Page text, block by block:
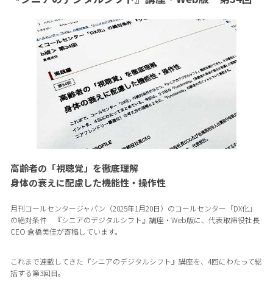
高齢者の「視聴覚」を徹底理解
身体の衰えに配慮した機能性・操作性
月刊コールセンタージャパン（2025年1月20日）のコールセンター「DX化」
の絶対条件 『シニアのデジタルシフト』講座・Web版に、代表取締役社長
CEO 倉橋美佳が寄稿しています。
これまで連載してきた『シニアのデジタルシフト』講座を、4回にわたって総
括する第3回目。